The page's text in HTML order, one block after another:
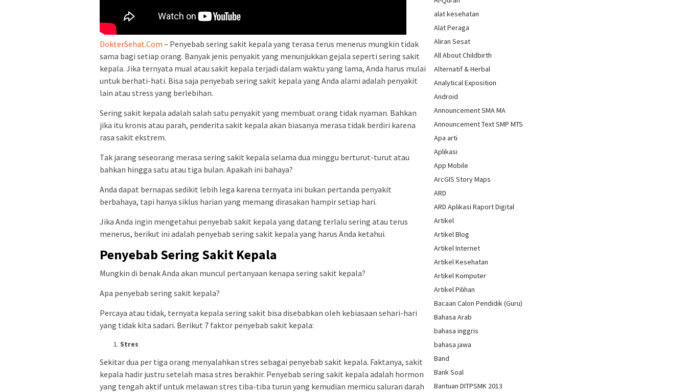
DokterSehat.Com – Penyebab sering sakit kepala yang terasa terus menerus mungkin tidak
sama bagi setiap orang. Banyak jenis penyakit yang menunjukkan gejala seperti sering sakit
kepala. Jika ternyata mual atau sakit kepala terjadi dalam waktu yang lama, Anda harus mulai
untuk berhati-hati. Bisa saja penyebab sering sakit kepala yang Anda alami adalah penyakit
lain atau stress yang berlebihan.
Sering sakit kepala adalah salah satu penyakit yang membuat orang tidak nyaman. Bahkan
jika itu kronis atau parah, penderita sakit kepala akan biasanya merasa tidak berdiri karena
rasa sakit ekstrem.
Tak jarang seseorang merasa sering sakit kepala selama dua minggu berturut-turut atau
bahkan hingga satu atau tiga bulan. Apakah ini bahaya?
Anda dapat bernapas sedikit lebih lega karena ternyata ini bukan pertanda penyakit
berbahaya, tapi hanya siklus harian yang memang dirasakan hampir setiap hari.
Jika Anda ingin mengetahui penyebab sakit kepala yang datang terlalu sering atau terus
menerus, berikut ini adalah penyebab sering sakit kepala yang harus Anda ketahui.
Penyebab Sering Sakit Kepala
Mungkin di benak Anda akan muncul pertanyaan kenapa sering sakit kepala?
Apa penyebab sering sakit kepala?
Percaya atau tidak, ternyata kepala sering sakit bisa disebabkan oleh kebiasaan sehari-hari
yang tidak kita sadari. Berikut 7 faktor penyebab sakit kepala:
Stres
Sekitar dua per tiga orang menyalahkan stres sebagai penyebab sakit kepala. Faktanya, sakit
kepala hadir justru setelah masa stres berakhir. Penyebab sering sakit kepala adalah hormon
yang tengah aktif untuk melawan stres tiba-tiba turun yang kemudian memicu saluran darah
alat kesehatan
Alat Peraga
Aliran Sesat
All About Childbirth
Alternatif & Herbal
Analytical Exposition
Android
Announcement SMA MA
Announcement Text SMP MTS
Apa arti
Aplikasi
App Mobile
ArcGIS Story Maps
ARD
ARD Aplikasi Raport Digital
Artikel
Artikel Blog
Artikel Internet
Artikel Kesehatan
Artikel Komputer
Artikel Pilihan
Bacaan Calon Pendidik (Guru)
Bahasa Arab
bahasa inggris
bahasa jawa
Band
Bank Soal
Bantuan DITPSMK 2013